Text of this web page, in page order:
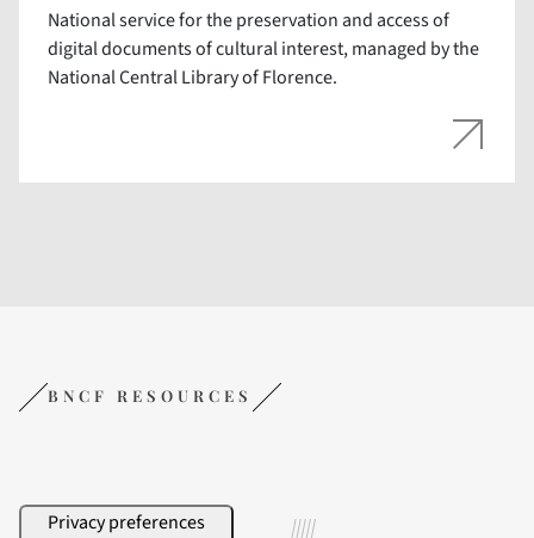
National service for the preservation and access of
digital documents of cultural interest, managed by the
National Central Library of Florence.
BNCF RESOURCES